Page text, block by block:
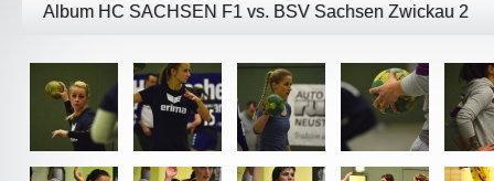
Album HC SACHSEN F1 vs. BSV Sachsen Zwickau 2